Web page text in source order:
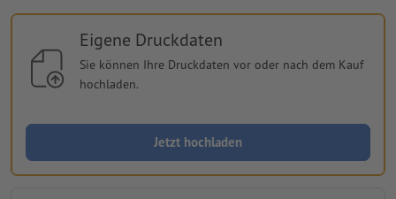
Eigene Druckdaten
Sie können Ihre Druckdaten vor oder nach dem Kauf
hochladen.
Jetzt hochladen